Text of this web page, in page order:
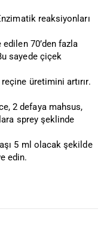
reaksiyonları
70’den fazla
sayede çiçek
üretimini artırır.
2 defaya mahsus,
sprey şeklinde
5 ml olacak şekilde
edin.